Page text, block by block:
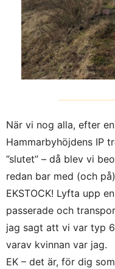
När vi nog alla, efter
Hammarbyhöjdens IP
”slutet” – då blev vi
redan bar med (och
EKSTOCK! Lyfta upp
passerade och
jag sagt att vi var typ
varav kvinnan var jag.
EK – det är, för dig